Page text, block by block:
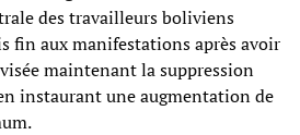
des travailleurs boliviens
fin aux manifestations après avoir
maintenant la suppression
instaurant une augmentation de